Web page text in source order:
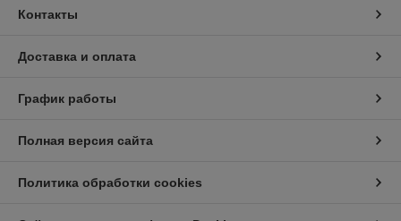
Контакты
Доставка и оплата
График работы
Полная версия сайта
Политика обработки cookies